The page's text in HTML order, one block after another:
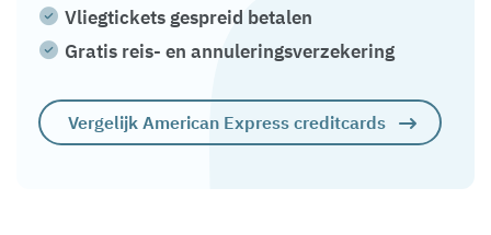
Vliegtickets gespreid betalen
Gratis reis- en annuleringsverzekering
Vergelijk American Express creditcards